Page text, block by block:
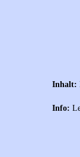
Inhalt:
Info: